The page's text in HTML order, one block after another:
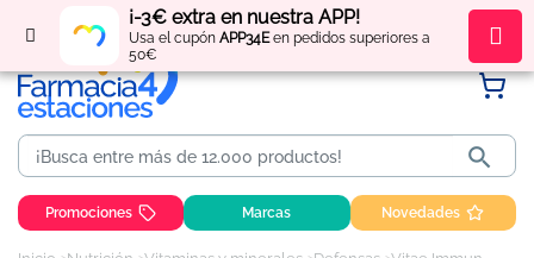
¡-3€ extra en nuestra APP!
Usa el cupón APP34Een pedidos superiores a
50€
Regístratey obténpuntos por tus compras

Promociones Marcas Novedades